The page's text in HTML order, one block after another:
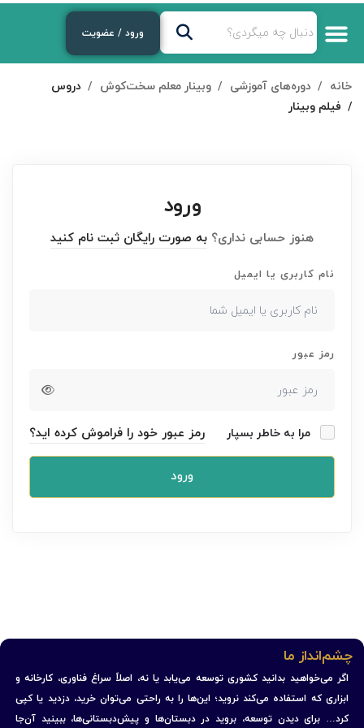
ورود / عضویت
خانه دوره‌های آموزشی وبینار معلم سخت‌کوش
دروس
فیلم وبینار
ورود
هنوز حسابی نداری؟ به صورت رایگان ثبت نام کنید
نام کاربری یا ایمیل
رمز عبور
مرا به خاطر بسپار رمز عبور خود را فراموش کرده اید؟
ورود
چشم‌انداز ما
اگر می‌خواهید بدانید کشوری توسعه می‌یابد یا نه، اصلاً سراغ فناوری، کارخانه و
ابزاری که استفاده می‌کند نروید؛ این‌ها را به راحتی می‌توان خرید، دزدید یا کپی
کرد… برای دیدن توسعه، بروید در دبستان‌ها و پیش‌دبستانی‌ها، ببینید آن‌جا